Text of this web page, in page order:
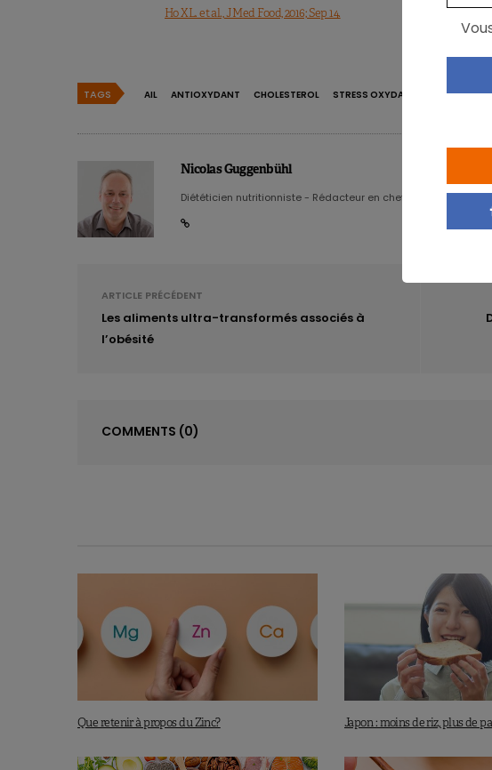
Ho XL. et al., J Med Food, 2016; Sep 14.
TAGS AIL ANTIOXYDANT CHOLESTEROL STRESS OXYDATIF
Nicolas Guggenbühl
Diététicien nutritionniste - Rédacteur en chef - Partner &
ARTICLE PRÉCÉDENT
Les aliments ultra-transformés associés à
l’obésité
COMMENTS (0)
Que retenir à propos du Zinc? Japon : moins de riz, plus de